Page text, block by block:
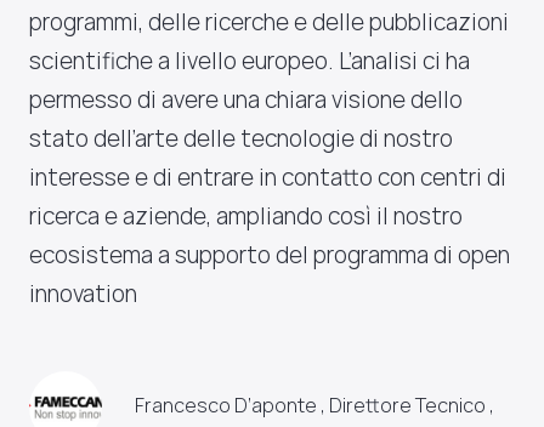
programmi, delle ricerche e delle pubblicazioni
scientifiche a livello europeo. L’analisi ci ha
permesso di avere una chiara visione dello
stato dell’arte delle tecnologie di nostro
interesse e di entrare in contatto con centri di
ricerca e aziende, ampliando così il nostro
ecosistema a supporto del programma di open
innovation
Francesco D’aponte , Direttore Tecnico ,